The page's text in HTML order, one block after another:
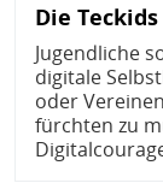
Die
Jugendliche
digitale
oder
fürchten zu